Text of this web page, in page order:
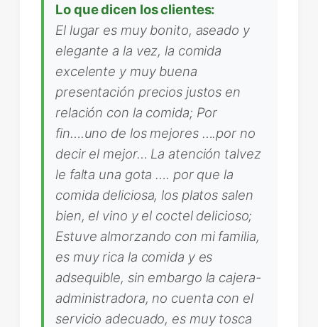
Lo que dicen los clientes:
El lugar es muy bonito, aseado y
elegante a la vez, la comida
excelente y muy buena
presentación precios justos en
relación con la comida; Por
fin….uno de los mejores ….por no
decir el mejor… La atención talvez
le falta una gota …. por que la
comida deliciosa, los platos salen
bien, el vino y el coctel delicioso;
Estuve almorzando con mi familia,
es muy rica la comida y es
adsequible, sin embargo la cajera-
administradora, no cuenta con el
servicio adecuado, es muy tosca